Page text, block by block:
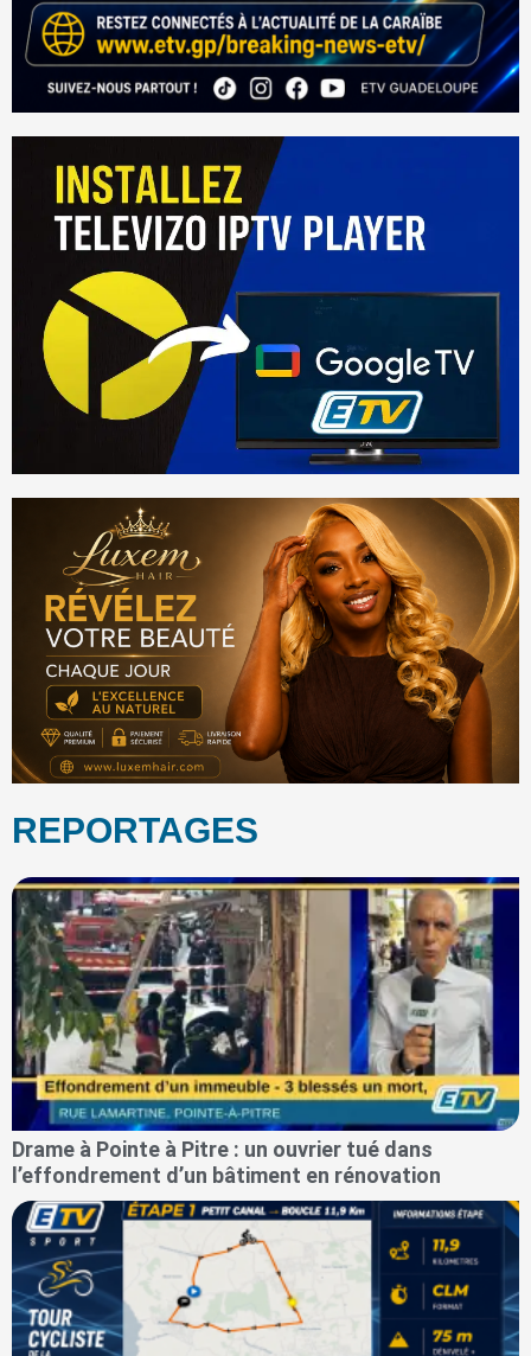
REPORTAGES
Drame à Pointe à Pitre : un ouvrier tué dans
l’effondrement d’un bâtiment en rénovation